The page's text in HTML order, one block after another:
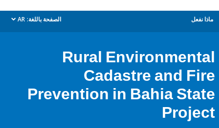
الصفحة باللغة: AR
dropdown
Rural
Cadastre and
Prevention in Bahia